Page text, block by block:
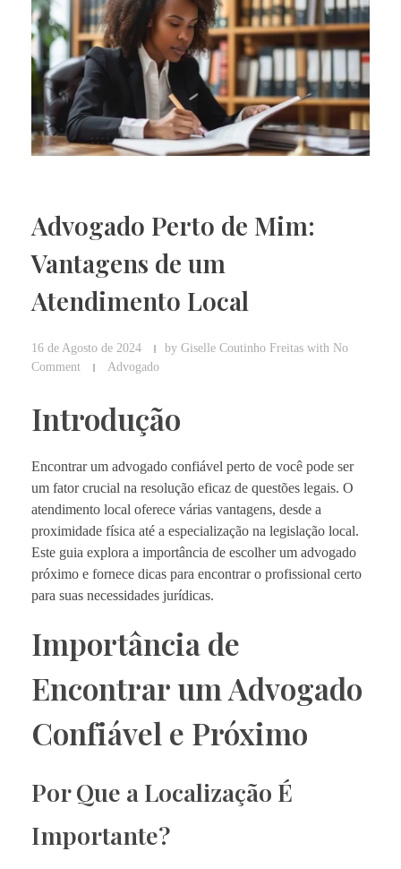
Advogado Perto de Mim:
Vantagens de um
Atendimento Local
16 de Agosto de 2024 by Giselle Coutinho Freitas with No
Comment
Advogado
Introdução
Encontrar um advogado confiável perto de você pode ser
um fator crucial na resolução eficaz de questões legais. O
atendimento local oferece várias vantagens, desde a
proximidade física até a especialização na legislação local.
Este guia explora a importância de escolher um advogado
próximo e fornece dicas para encontrar o profissional certo
para suas necessidades jurídicas.
Importância de
Encontrar um Advogado
Confiável e Próximo
Por Que a Localização É
Importante?